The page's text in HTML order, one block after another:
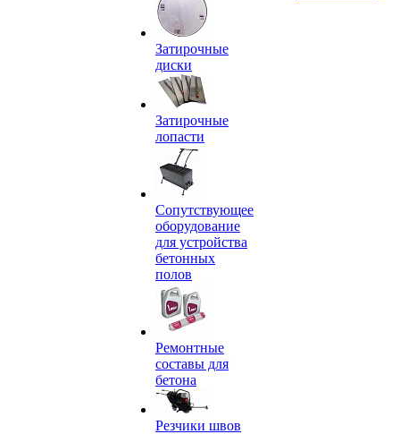
Затирочные
диски
Затирочные
лопасти
Сопутствующее
оборудование
для устройства
бетонных
полов
Ремонтные
составы для
бетона
Резчики швов